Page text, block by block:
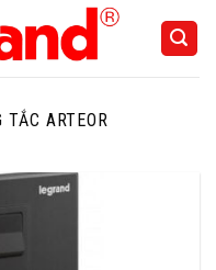
TẮC ARTEOR